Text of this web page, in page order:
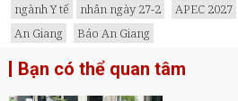
ngành Y tế
nhân ngày 27-2 APEC 2027
An Giang
Báo An Giang
Bạn có thể quan tâm